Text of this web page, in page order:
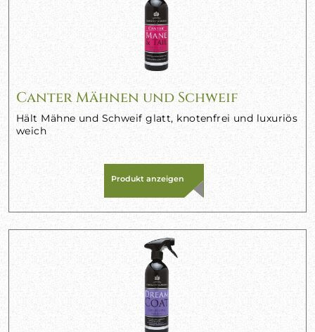
Canter Mähnen und Schweif
Hält Mähne und Schweif glatt, knotenfrei und luxuriös
weich
Produkt anzeigen